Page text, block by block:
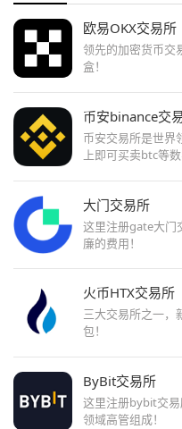
欧易OKX交易所
领先的加密货币交
盒！
币安binance交
币安交易所是世界
上即可买卖btc等数
大门交易所
这里注册gate大门
廉的费用！
火币HTX交易所
三大交易所之一，
包！
ByBit交易所
这里注册bybit交
领域高管组成！